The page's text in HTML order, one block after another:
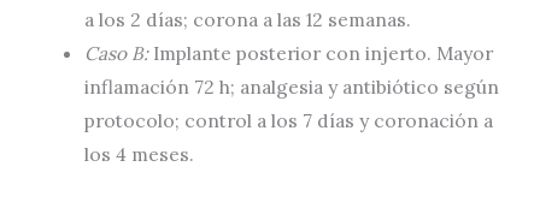
a los 2 días; corona a las 12 semanas.
Caso B:Implante posterior con injerto. Mayor
inflamación 72 h; analgesia y antibiótico según
protocolo; control a los 7 días y coronación a
los 4 meses.